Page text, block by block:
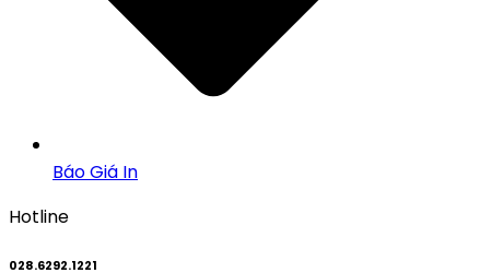
Báo Giá In
Hotline
028.6292.1221